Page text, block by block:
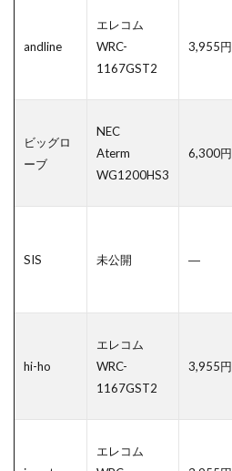
andline
エレコム
WRC-
1167GST2
3,955円
ビッグロ
ーブ
NEC
Aterm
WG1200HS3
6,300円
SIS 未公開 ―
hi-ho
エレコム
WRC-
1167GST2
3,955円
エレコム